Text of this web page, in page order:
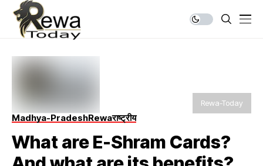
Rewa-Today
Madhya-PradeshRewaराष्ट्रीय
What are E-Shram Cards?